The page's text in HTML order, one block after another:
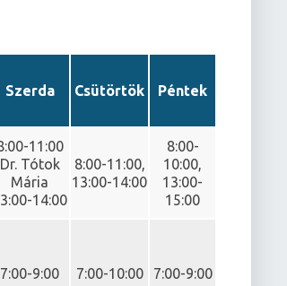
Szerda Csütörtök Péntek
11:00
Dr. Tótok
Mária
14:00
8:00-11:00,
13:00-14:00
8:00-
10:00,
13:00-
15:00
7:00-9:00 7:00-10:00 7:00-9:00